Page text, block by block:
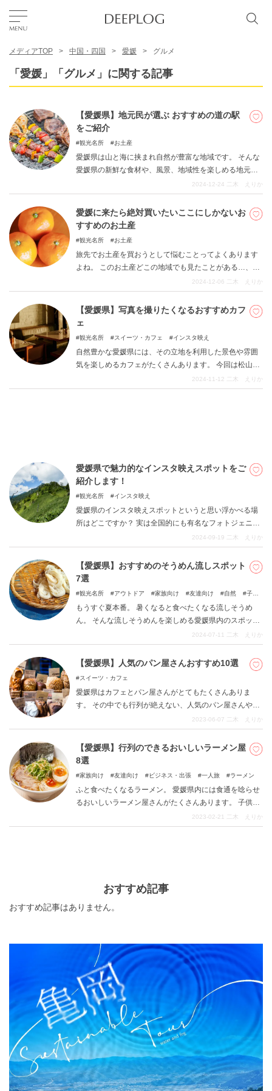
エリア
日本語
USD
DEEPLOGとは
プライバシーポリシー
お問い合わせ
トラベルライター募集
メディアTOP 中国・四国 愛媛 グルメ
「愛媛」「グルメ」に関する記事
【愛媛県】地元民が選ぶ おすすめの道の駅
をご紹介
観光名所 お土産
愛媛県は山と海に挟まれ自然が豊富な地域です。 そんな
愛媛県の新鮮な食材や、風景、地域性を楽しめる地元民
おすすめの道の駅を紹介します。 愛媛県にお越しの際は
ぜひ道の駅で”愛媛県らしさ”を堪能してみてくださいね。
2024-12-24 二木 えりか
愛媛に来たら絶対買いたいここにしかないお
すすめのお土産
観光名所 お土産
旅先でお土産を買おうとして悩むことってよくあります
よね。 このお土産どこの地域でも見たことがある…、名
産品がありすぎてどれを買えばいいのかわからない…そ
んな方に愛媛県民でももらうと嬉しい有名なお土産をご
紹介します。 ぜひお土産選びの参考にしてみてくださ
2024-12-06 二木 えりか
【愛媛県】写真を撮りたくなるおすすめカフ
ェ
観光名所 スイーツ・カフェ インスタ映え
自然豊かな愛媛県には、その立地を利用した景色や雰囲
気を楽しめるカフェがたくさんあります。 今回は松山市
を中心に東予、中予、南予地域のおすすめカフェを紹介
します。 この記事を参考にぜひカフェ巡りを楽しんでく
2024-11-12 二木 えりか
愛媛県で魅力的なインスタ映えスポットをご
紹介します！
観光名所 インスタ映え
愛媛県のインスタ映えスポットというと思い浮かべる場
所はどこですか？ 実は全国的にも有名なフォトジェニッ
クな写真が撮影できるスポットが愛媛県にはたくさんあ
ります。 今回はその中でも選りすぐりの13カ所をご紹介
します。
2024-09-19 二木 えりか
【愛媛県】おすすめのそうめん流しスポット
7選
観光名所 アウトドア 家族向け 友達向け 自然
子ど
もうすぐ夏本番。 暑くなると食べたくなる流しそうめ
ん。 そんな流しそうめんを楽しめる愛媛県内のスポット
をまとめています。 松山市内からアクセスしやすい場所
や、そうめん流し以外に釣り堀を楽しめるスポットなど
も。 ぜひこの記事を参考にご家族で足を運んでみてくだ
2024-07-11 二木 えりか
【愛媛県】人気のパン屋さんおすすめ10選
スイーツ・カフェ
愛媛県はカフェとパン屋さんがとてもたくさんありま
す。 その中でも行列が絶えない、人気のパン屋さんや昔
からある老舗のパン屋さんなどおススメのパン屋さんを
10店舗ご紹介します。 愛媛県内でパン屋さんをお探しの
際にはぜひこの記事を参考にしてみてください。
2023-06-07 二木 えりか
【愛媛県】行列のできるおいしいラーメン屋
8選
家族向け 友達向け ビジネス・出張 一人旅 ラーメン
ふと食べたくなるラーメン。 愛媛県内には食通を唸らせ
るおいしいラーメン屋さんがたくさんあります。 子供か
ら大人まで老若男女問わず食べることができる、地元の
人気店だけをご紹介します。 愛媛県に旅に訪れた際にち
2023-02-21 二木 えりか
おすすめ記事
おすすめ記事はありません。